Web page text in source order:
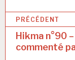
NPRÉCÉDENT
Hikma n°90
commenté